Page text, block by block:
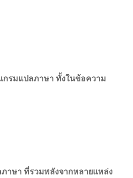
กรมแปลภาษา ทั้งในข้อความ
ภาษา ที่รวมพลังจากหลายแหล่ง